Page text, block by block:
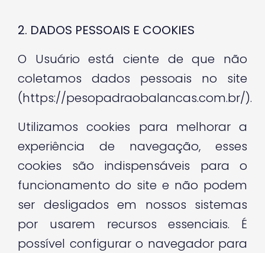
2. DADOS PESSOAIS E COOKIES
O Usuário está ciente de que não
coletamos dados pessoais no site
(https://pesopadraobalancas.com.br/).
Utilizamos cookies para melhorar a
experiência de navegação, esses
cookies são indispensáveis para o
funcionamento do site e não podem
ser desligados em nossos sistemas
por usarem recursos essenciais. É
possível configurar o navegador para